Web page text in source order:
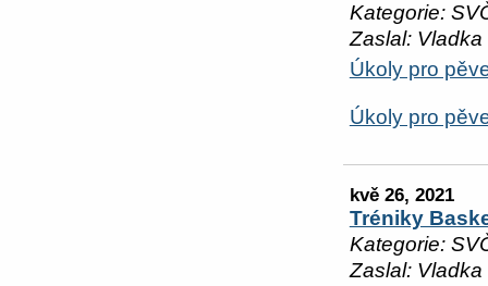
Kategorie:
Zaslal: Vladka
Úkoly pro
Úkoly pro
kvě 26, 2021
Tréniky
Kategorie:
Zaslal: Vladka